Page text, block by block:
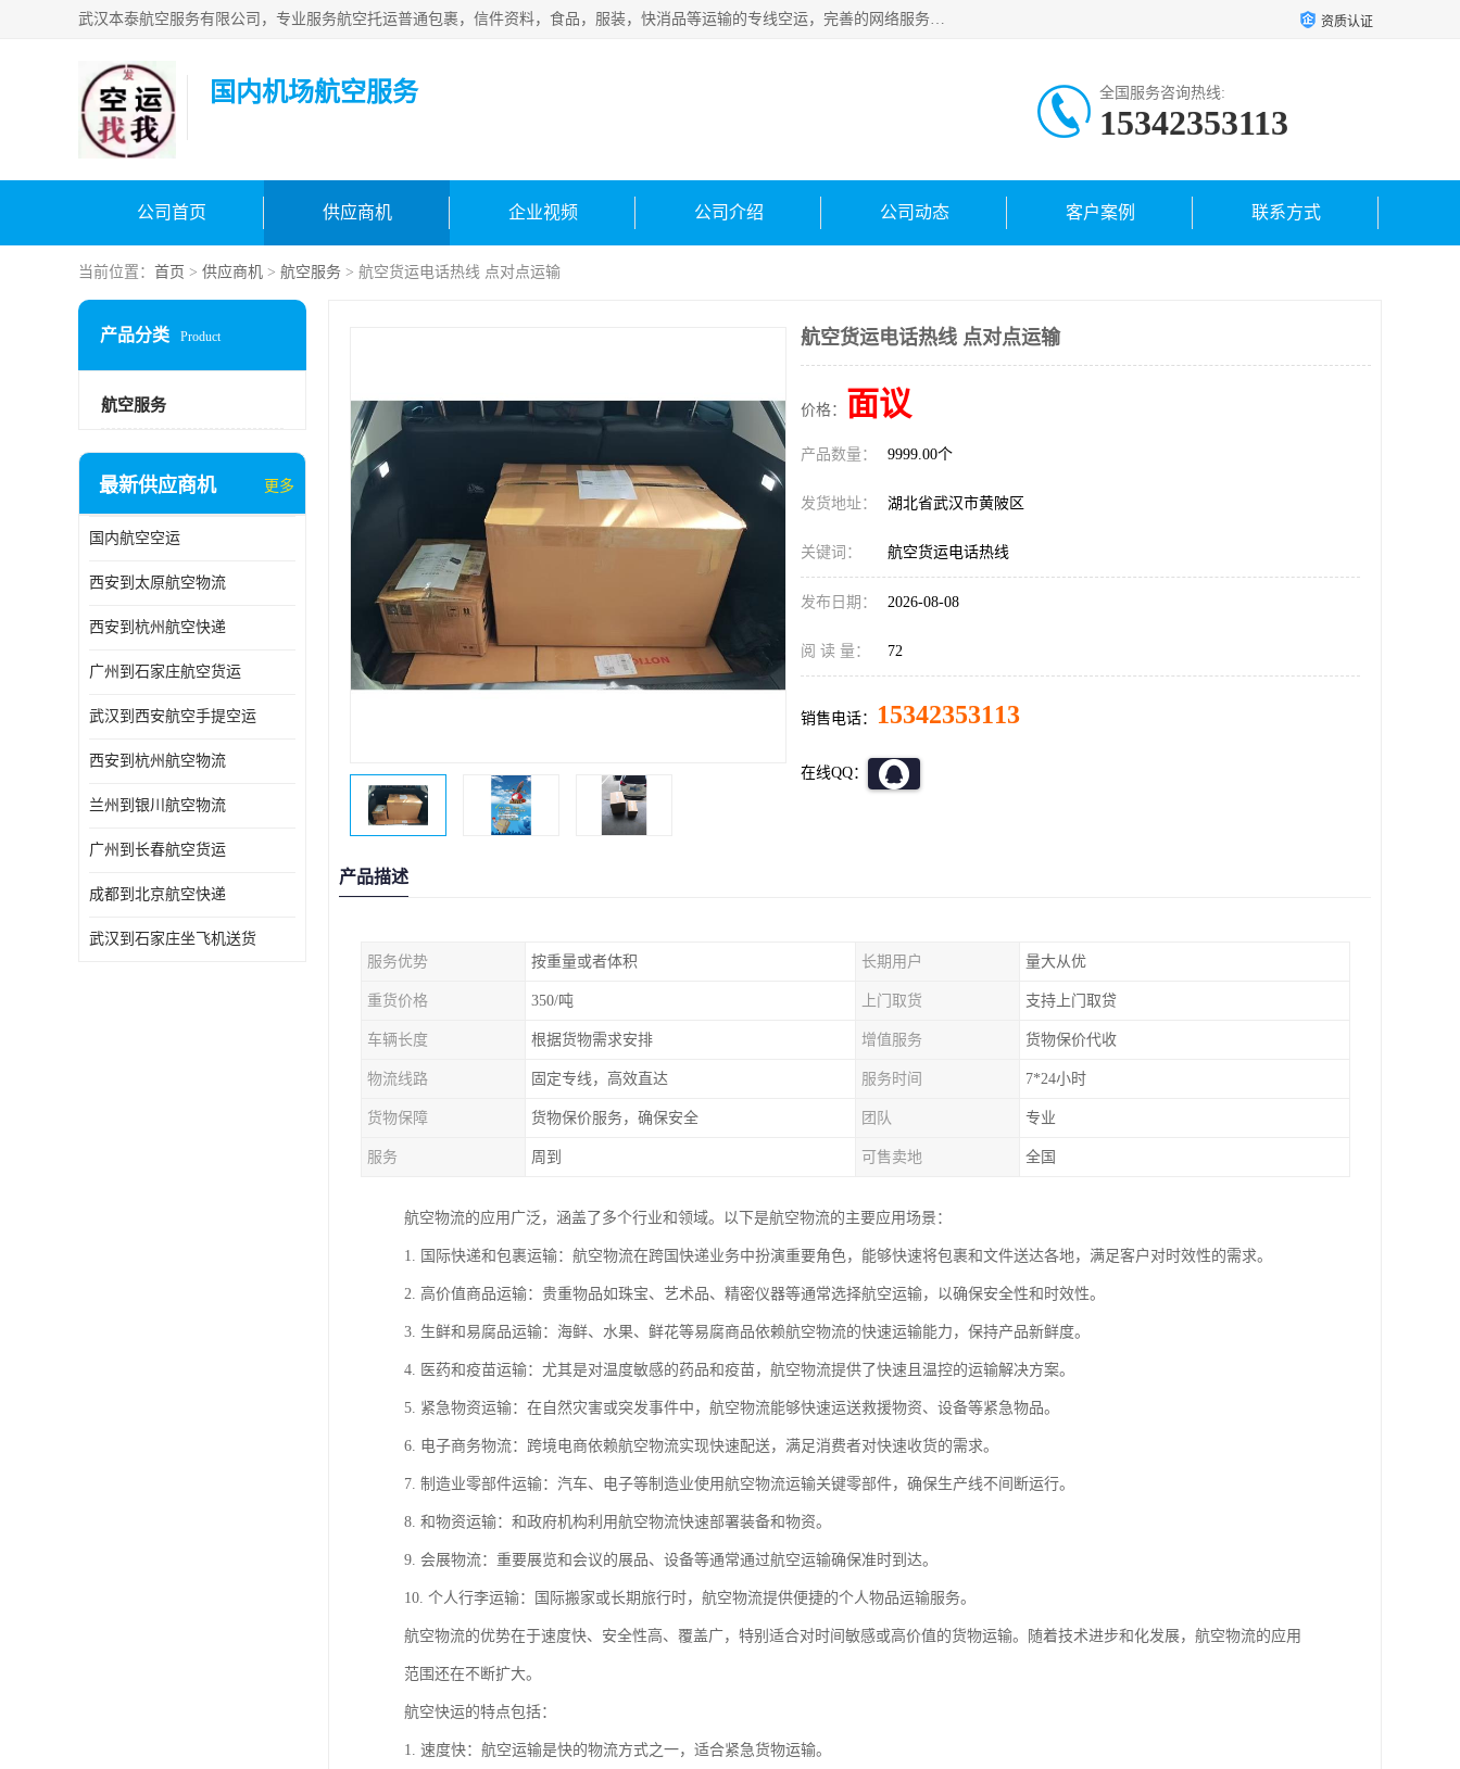
武汉本泰航空服务有限公司，专业服务航空托运普通包裹，信件资料，食品，服装，快消品等运输的专线空运，完善的网络服务确保为客户提供准确、*、安全的“门对门”服务，本着“诚信为本、精诚合作”的服务宗旨.“以安全运输为保障，以运价合理要求市场”的经营理念。武汉机场货运、武汉航空物流、武汉空运、武汉天河国际机场东方、南方、国际航空、机场空运业务覆盖国内二三线机场城市，如：武汉-敦煌、武汉-柳州等 资质认证
国内机场航空服务 全国服务咨询热线:
15342353113
公司首页 供应商机 企业视频 公司介绍 公司动态 客户案例 联系方式
当前位置： 首页 > 供应商机 > 航空服务 > 航空货运电话热线 点对点运输
产品分类 Product
航空服务
最新供应商机 更多
国内航空空运
西安到太原航空物流
西安到杭州航空快递
广州到石家庄航空货运
武汉到西安航空手提空运
西安到杭州航空物流
兰州到银川航空物流
广州到长春航空货运
成都到北京航空快递
武汉到石家庄坐飞机送货
航空货运电话热线 点对点运输
价格： 面议
产品数量： 9999.00个
发货地址： 湖北省武汉市黄陂区
关键词： 航空货运电话热线
发布日期： 2026-08-08
阅 读 量： 72
销售电话： 15342353113
在线QQ：
产品描述
服务优势 按重量或者体积 长期用户 量大从优
重货价格 350/吨 上门取货 支持上门取贷
车辆长度 根据货物需求安排 增值服务 货物保价代收
物流线路 固定专线，高效直达 服务时间 7*24小时
货物保障 货物保价服务，确保安全 团队 专业
服务 周到 可售卖地 全国
航空物流的应用广泛，涵盖了多个行业和领域。以下是航空物流的主要应用场景：
1. 国际快递和包裹运输：航空物流在跨国快递业务中扮演重要角色，能够快速将包裹和文件送达各地，满足客户对时效性的需求。
2. 高价值商品运输：贵重物品如珠宝、艺术品、精密仪器等通常选择航空运输，以确保安全性和时效性。
3. 生鲜和易腐品运输：海鲜、水果、鲜花等易腐商品依赖航空物流的快速运输能力，保持产品新鲜度。
4. 医药和疫苗运输：尤其是对温度敏感的药品和疫苗，航空物流提供了快速且温控的运输解决方案。
5. 紧急物资运输：在自然灾害或突发事件中，航空物流能够快速运送救援物资、设备等紧急物品。
6. 电子商务物流：跨境电商依赖航空物流实现快速配送，满足消费者对快速收货的需求。
7. 制造业零部件运输：汽车、电子等制造业使用航空物流运输关键零部件，确保生产线不间断运行。
8. 和物资运输：和政府机构利用航空物流快速部署装备和物资。
9. 会展物流：重要展览和会议的展品、设备等通常通过航空运输确保准时到达。
10. 个人行李运输：国际搬家或长期旅行时，航空物流提供便捷的个人物品运输服务。
航空物流的优势在于速度快、安全性高、覆盖广，特别适合对时间敏感或高价值的货物运输。随着技术进步和化发展，航空物流的应用
范围还在不断扩大。
航空快运的特点包括：
1. 速度快：航空运输是快的物流方式之一，适合紧急货物运输。